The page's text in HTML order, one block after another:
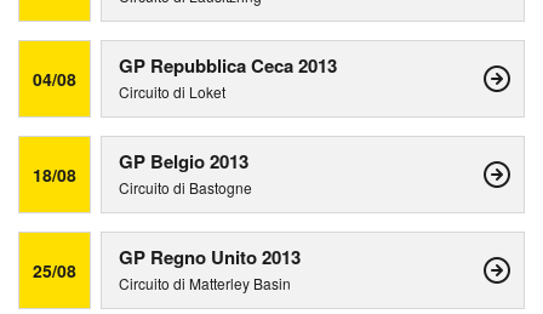
04/08 GP Repubblica Ceca 2013
Circuito di Loket
18/08 GP Belgio 2013
Circuito di Bastogne
25/08 GP Regno Unito 2013
Circuito di Matterley Basin